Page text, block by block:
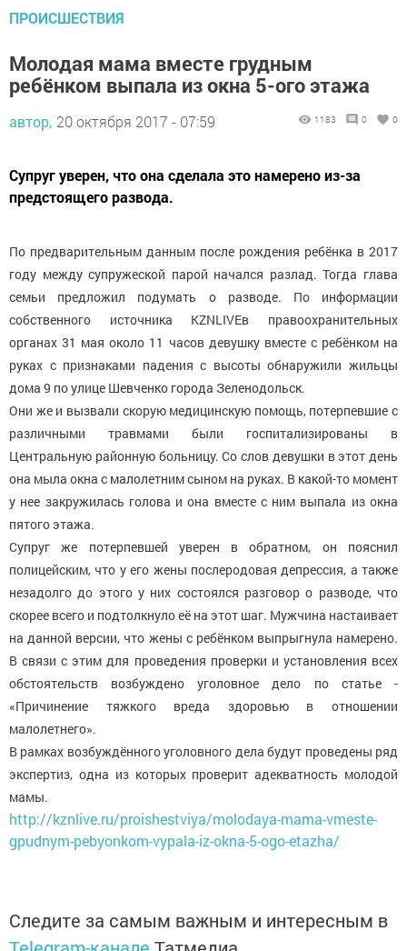
ПРОИСШЕСТВИЯ
Молодая мама вместе грудным
ребёнком выпала из окна 5-ого этажа
автор, 20 октября 2017 - 07:59 1183 0 0
Супруг уверен, что она сделала это намерено из-за
предстоящего развода.
По предварительным данным после рождения ребёнка в 2017
году между супружеской парой начался разлад. Тогда глава
семьи предложил подумать о разводе. По информации
собственного источника KZNLIVEв правоохранительных
органах 31 мая около 11 часов девушку вместе с ребёнком на
руках с признаками падения с высоты обнаружили жильцы
дома 9 по улице Шевченко города Зеленодольск.
Они же и вызвали скорую медицинскую помощь, потерпевшие с
различными травмами были госпитализированы в
Центральную районную больницу. Со слов девушки в этот день
она мыла окна с малолетним сыном на руках. В какой-то момент
у нее закружилась голова и она вместе с ним выпала из окна
пятого этажа.
Супруг же потерпевшей уверен в обратном, он пояснил
полицейским, что у его жены послеродовая депрессия, а также
незадолго до этого у них состоялся разговор о разводе, что
скорее всего и подтолкнуло её на этот шаг. Мужчина настаивает
на данной версии, что жены с ребёнком выпрыгнула намерено.
В связи с этим для проведения проверки и установления всех
обстоятельств возбуждено уголовное дело по статье -
«Причинение тяжкого вреда здоровью в отношении
малолетнего».
В рамках возбуждённого уголовного дела будут проведены ряд
экспертиз, одна из которых проверит адекватность молодой
мамы.
http://kznlive.ru/proishestviya/molodaya-mama-vmeste-
gpudnym-pebyonkom-vypala-iz-okna-5-ogo-etazha/
Следите за самым важным и интересным в